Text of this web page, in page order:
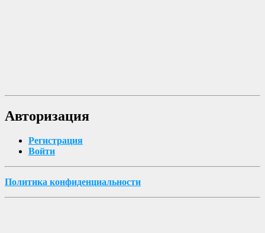
Авторизация
Регистрация
Войти
Политика конфиденциальности